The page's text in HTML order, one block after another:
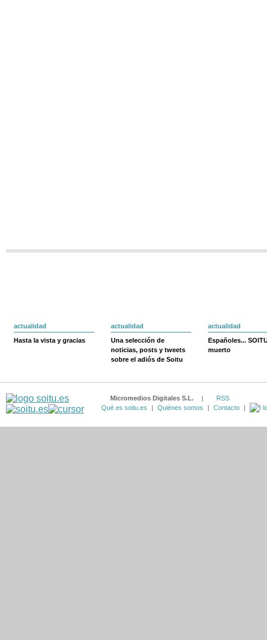
actualidad
Hasta la vista y gracias
actualidad
Una selección de
noticias, posts y tweets
sobre el adiós de Soitu
actualidad
Españoles...
muerto
Micromedios Digitales S.L. |
RSS
Qué es soitu.es
| Quiénes somos | Contacto |